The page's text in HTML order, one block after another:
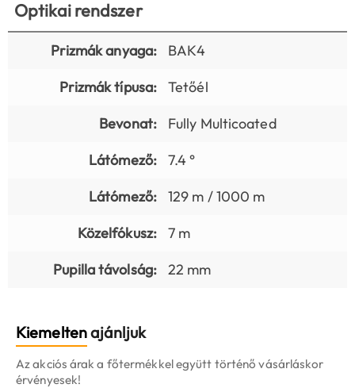
Optikai rendszer
Prizmák anyaga:
BAK4
Prizmák típusa:
Tetőél
Bevonat:
Fully Multicoated
Látómező:
7.4 °
Látómező:
129 m / 1000 m
Közelfókusz:
7 m
Pupilla távolság:
22 mm
Kiemeltenajánljuk
Az akciós árak a főtermékkel együtt történő vásárláskor
érvényesek!